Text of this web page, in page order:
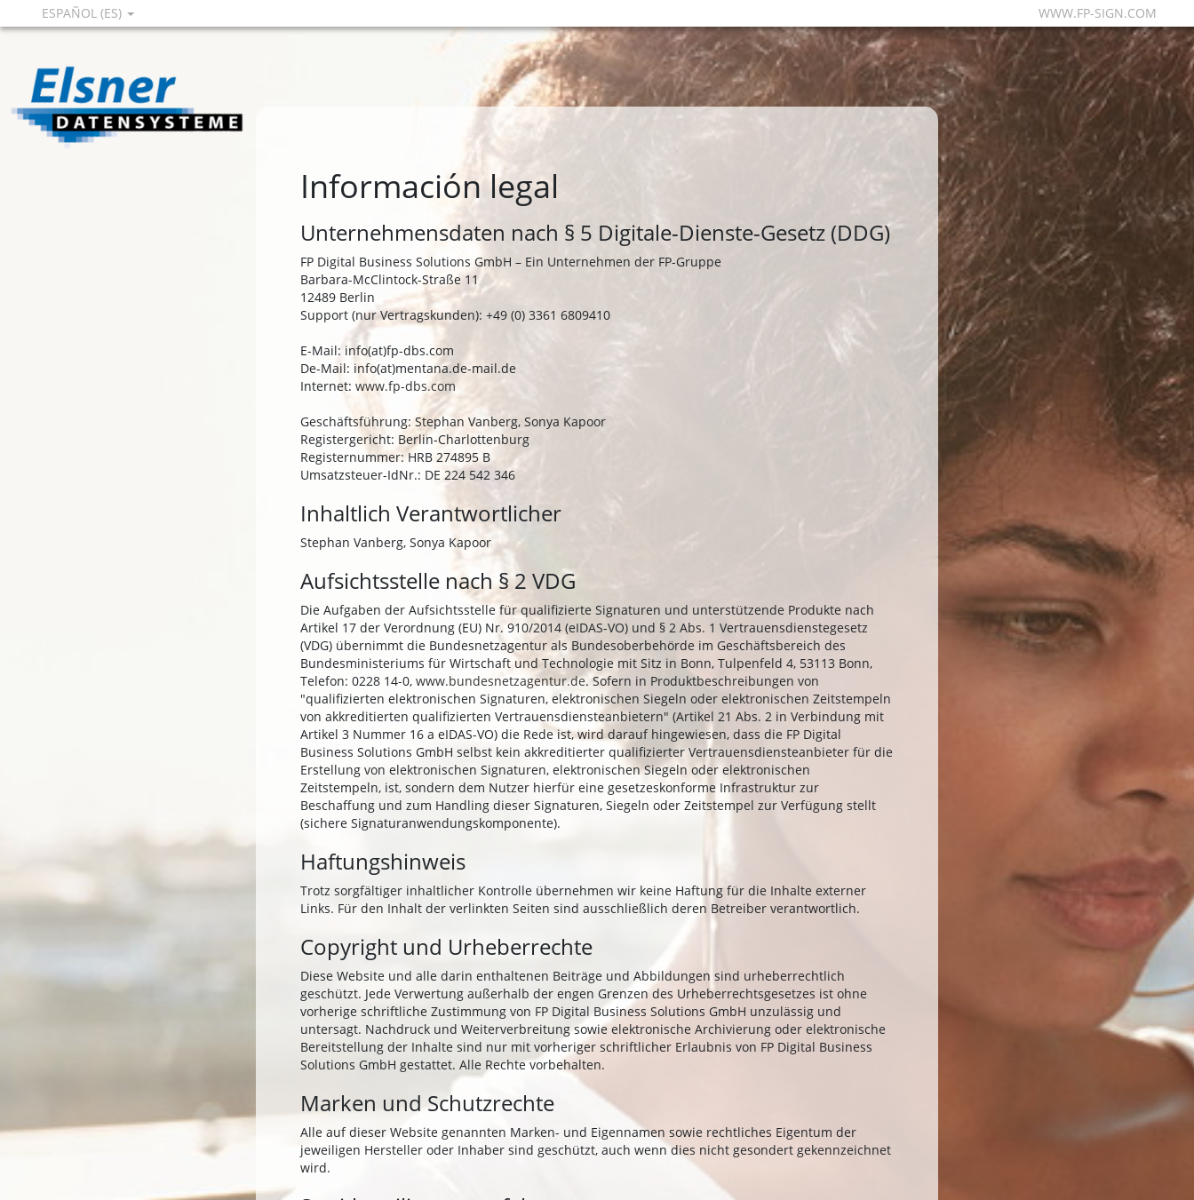
ESPAÑOL (ES) WWW.FP-SIGN.COM
Información legal
Unternehmensdaten nach § 5 Digitale-Dienste-Gesetz (DDG)
FP Digital Business Solutions GmbH – Ein Unternehmen der FP-Gruppe
Barbara-McClintock-Straße 11
12489 Berlin
Support (nur Vertragskunden): +49 (0) 3361 6809410
E-Mail: info(at)fp-dbs.com
De-Mail: info(at)mentana.de-mail.de
Internet: www.fp-dbs.com
Geschäftsführung: Stephan Vanberg, Sonya Kapoor
Registergericht: Berlin-Charlottenburg
Registernummer: HRB 274895 B
Umsatzsteuer-IdNr.: DE 224 542 346
Inhaltlich Verantwortlicher
Stephan Vanberg, Sonya Kapoor
Aufsichtsstelle nach § 2 VDG
Die Aufgaben der Aufsichtsstelle für qualifizierte Signaturen und unterstützende Produkte nach
Artikel 17 der Verordnung (EU) Nr. 910/2014 (eIDAS-VO) und § 2 Abs. 1 Vertrauensdienstegesetz
(VDG) übernimmt die Bundesnetzagentur als Bundesoberbehörde im Geschäftsbereich des
Bundesministeriums für Wirtschaft und Technologie mit Sitz in Bonn, Tulpenfeld 4, 53113 Bonn,
Telefon: 0228 14-0, www.bundesnetzagentur.de. Sofern in Produktbeschreibungen von
"qualifizierten elektronischen Signaturen, elektronischen Siegeln oder elektronischen Zeitstempeln
von akkreditierten qualifizierten Vertrauensdiensteanbietern" (Artikel 21 Abs. 2 in Verbindung mit
Artikel 3 Nummer 16 a eIDAS-VO) die Rede ist, wird darauf hingewiesen, dass die FP Digital
Business Solutions GmbH selbst kein akkreditierter qualifizierter Vertrauensdiensteanbieter für die
Erstellung von elektronischen Signaturen, elektronischen Siegeln oder elektronischen
Zeitstempeln, ist, sondern dem Nutzer hierfür eine gesetzeskonforme Infrastruktur zur
Beschaffung und zum Handling dieser Signaturen, Siegeln oder Zeitstempel zur Verfügung stellt
(sichere Signaturanwendungskomponente).
Haftungshinweis
Trotz sorgfältiger inhaltlicher Kontrolle übernehmen wir keine Haftung für die Inhalte externer
Links. Für den Inhalt der verlinkten Seiten sind ausschließlich deren Betreiber verantwortlich.
Copyright und Urheberrechte
Diese Website und alle darin enthaltenen Beiträge und Abbildungen sind urheberrechtlich
geschützt. Jede Verwertung außerhalb der engen Grenzen des Urheberrechtsgesetzes ist ohne
vorherige schriftliche Zustimmung von FP Digital Business Solutions GmbH unzulässig und
untersagt. Nachdruck und Weiterverbreitung sowie elektronische Archivierung oder elektronische
Bereitstellung der Inhalte sind nur mit vorheriger schriftlicher Erlaubnis von FP Digital Business
Solutions GmbH gestattet. Alle Rechte vorbehalten.
Marken und Schutzrechte
Alle auf dieser Website genannten Marken- und Eigennamen sowie rechtliches Eigentum der
jeweiligen Hersteller oder Inhaber sind geschützt, auch wenn dies nicht gesondert gekennzeichnet
wird.